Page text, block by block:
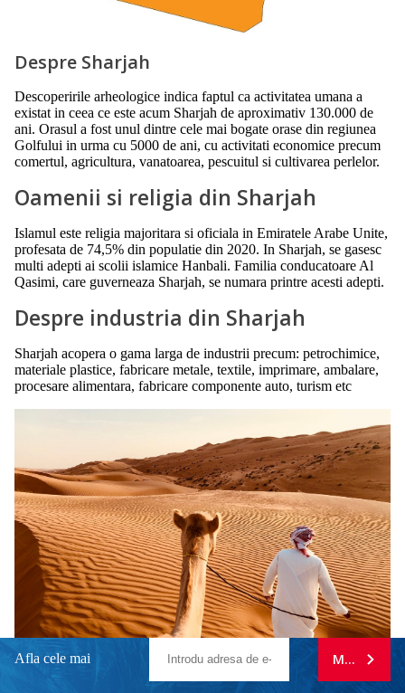
Despre Sharjah
Descoperirile arheologice indica faptul ca activitatea umana a
existat in ceea ce este acum Sharjah de aproximativ 130.000 de
ani. Orasul a fost unul dintre cele mai bogate orase din regiunea
Golfului in urma cu 5000 de ani, cu activitati economice precum
comertul, agricultura, vanatoarea, pescuitul si cultivarea perlelor.
Oamenii si religia din Sharjah
Islamul este religia majoritara si oficiala in Emiratele Arabe Unite,
profesata de 74,5% din populatie din 2020. In Sharjah, se gasesc
multi adepti ai scolii islamice Hanbali. Familia conducatoare Al
Qasimi, care guverneaza Sharjah, se numara printre acesti adepti.
Despre industria din Sharjah
Sharjah acopera o gama larga de industrii precum: petrochimice,
materiale plastice, fabricare metale, textile, imprimare, ambalare,
procesare alimentara, fabricare componente auto, turism etc
Afla cele mai MA